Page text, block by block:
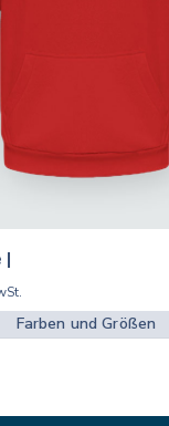
|
Farben und Größen